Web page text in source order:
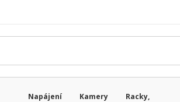
Napájení Kamery
Racky,